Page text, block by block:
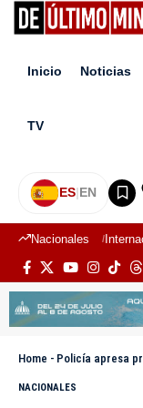
Inicio Noticias
TV
ES|EN
Nacionales
Home - Policía apresa prófugo
NACIONALES